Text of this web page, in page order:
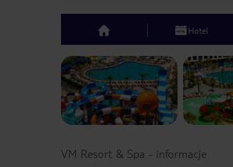
top Hotel
Previous slide
VM Resort & Spa - informacje